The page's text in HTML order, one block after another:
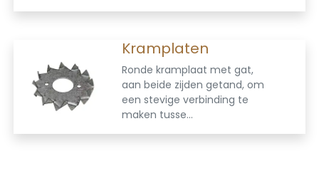
Kramplaten
Ronde kramplaat met gat,
aan beide zijden getand, om
een stevige verbinding te
maken tusse...